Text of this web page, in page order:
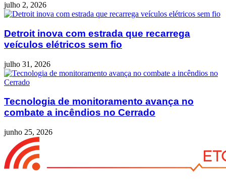
julho 2, 2026
Detroit inova com estrada que recarrega
veículos elétricos sem fio
julho 31, 2026
Tecnologia de monitoramento avança no
combate a incêndios no Cerrado
junho 25, 2026